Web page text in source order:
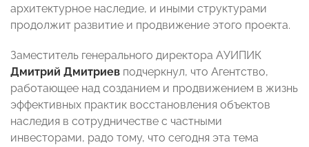
архитектурное наследие, и иными структурами
продолжит развитие и продвижение этого проекта.
Заместитель генерального директора АУИПИК
Дмитрий Дмитриев подчеркнул, что Агентство,
работающее над созданием и продвижением в жизнь
эффективных практик восстановления объектов
наследия в сотрудничестве с частными
инвесторами, радо тому, что сегодня эта тема